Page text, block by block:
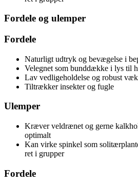
Fordele og ulemper
Fordele
Naturligt udtryk og bevægelse i
Velegnet som bunddække i lys til
Lav vedligeholdelse og robust
Tiltrækker insekter og fugle
Ulemper
Kræver veldrænet og gerne
optimalt
Kan virke spinkel som
ret i grupper
Fordele